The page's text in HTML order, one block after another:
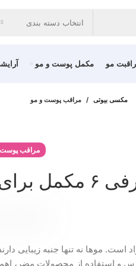
انتخاب دسته بندی
مو مکمل پوست و مو
مکسی بیوتی مراقب پوست و مو
مراقب پوست
پرپشت شدن مو
موها نه تنها جنبه زیبایی
و استفاده از محصولات